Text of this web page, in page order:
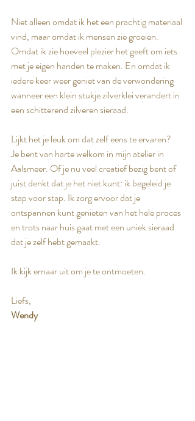
Niet alleen omdat ik het een prachtig materiaal
vind, maar omdat ik mensen zie groeien.
Omdat ik zie hoeveel plezier het geeft om iets
met je eigen handen te maken. En omdat ik
iedere keer weer geniet van de verwondering
wanneer een klein stukje zilverklei verandert in
een schitterend zilveren sieraad.
Lijkt het je leuk om dat zelf eens te ervaren?
Je bent van harte welkom in mijn atelier in
Aalsmeer. Of je nu veel creatief bezig bent of
juist denkt dat je het niet kunt: ik begeleid je
stap voor stap. Ik zorg ervoor dat je
ontspannen kunt genieten van het hele proces
en trots naar huis gaat met een uniek sieraad
dat je zelf hebt gemaakt.
Ik kijk ernaar uit om je te ontmoeten.
Liefs,
Wendy